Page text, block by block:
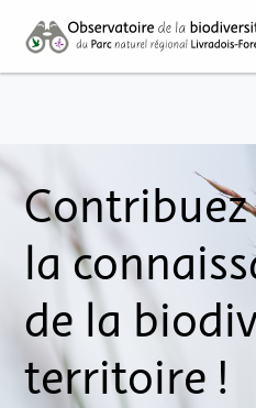
la
de la
territoire !